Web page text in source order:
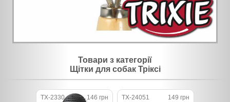
Товари з категорії
Щітки для собак Тріксі
TX-2330 146 грн TX-24051 149 грн